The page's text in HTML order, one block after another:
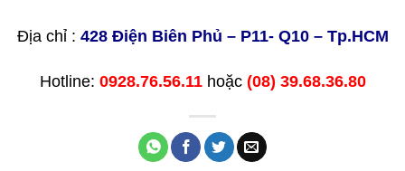
Địa chỉ : 428 Điện Biên Phủ – P11- Q10 – Tp.HCM
Hotline: 0928.76.56.11hoặc (08) 39.68.36.80